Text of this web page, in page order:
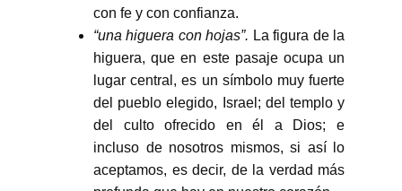
con fe y con confianza.
“una higuera con hojas”. La figura de la
higuera, que en este pasaje ocupa un
lugar central, es un símbolo muy fuerte
del pueblo elegido, Israel; del templo y
del culto ofrecido en él a Dios; e
incluso de nosotros mismos, si así lo
aceptamos, es decir, de la verdad más